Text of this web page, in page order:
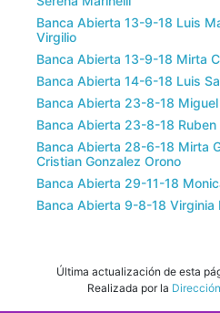
Banca Abierta 13-9-18 Luis
Virgilio
Banca Abierta 13-9-18 Mirta
Banca Abierta 14-6-18 Luis
Banca Abierta 23-8-18
Banca Abierta 23-8-18
Banca Abierta 28-6-18 Mirta
Cristian Gonzalez Orono
Banca Abierta 29-11-18
Banca Abierta 9-8-18 Virginia
Última actualización de esta
Realizada por la